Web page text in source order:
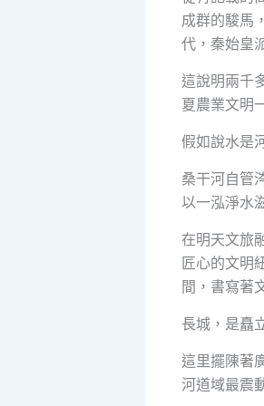
成群的駿馬
代，秦始皇
這說明兩千
夏農業文明
假如說水是
桑干河自管
以一泓淨水
在明天文旅
匠心的文明
間，書寫著
長城，是矗
這里擺陳著
河道域最震